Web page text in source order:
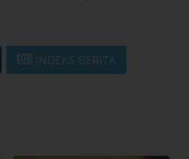
INDEKS BERITA